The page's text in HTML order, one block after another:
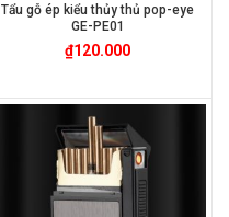
Tẩu gỗ ép kiểu thủy thủ pop-eye
GE-PE01
₫120.000